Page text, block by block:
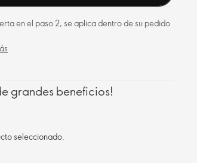
en el paso 2, se aplica dentro de su pedido
grandes beneficios!
seleccionado.